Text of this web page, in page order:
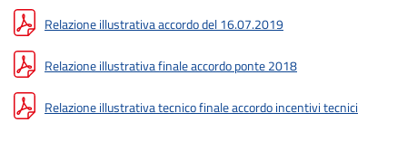
Relazione illustrativa accordo del 16.07.2019
Relazione illustrativa finale accordo ponte 2018
Relazione illustrativa tecnico finale accordo incentivi tecnici